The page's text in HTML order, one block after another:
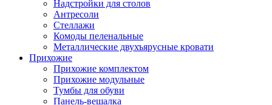
Надстройки для столов
Антресоли
Стеллажи
Комоды пеленальные
Металлические двухъярусные кровати
Прихожие
Прихожие комплектом
Прихожие модульные
Тумбы для обуви
Панель-вешалка